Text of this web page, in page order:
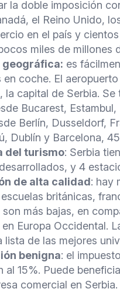
la doble imposición
el Reino Unido,
en el país y
miles de millones
geográfica: es
en coche. El
la capital de Serbia.
Bucarest,
Berlín, Dusseldorf,
Dublín y Barcelona,
del turismo: Serbia
y 4
de alta calidad: hay
británicas,
son más bajas, en
Europa Occidental.
lista de las mejores
benigna: el
al 15%. Puede
comercial en